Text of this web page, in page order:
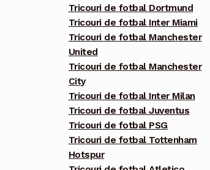
Tricouri de fotbal Dortmund
Tricouri de fotbal Inter Miami
Tricouri de fotbal Manchester
United
Tricouri de fotbal Manchester
City
Tricouri de fotbal Inter Milan
Tricouri de fotbal Juventus
Tricouri de fotbal PSG
Tricouri de fotbal Tottenham
Hotspur